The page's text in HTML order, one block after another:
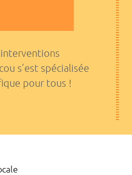
interventions
s’est spécialisée
pour tous !